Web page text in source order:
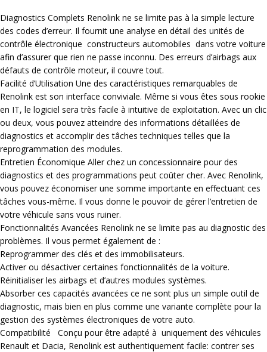
Diagnostics Complets Renolink ne se limite pas à la simple lecture
des codes d’erreur. Il fournit une analyse en détail des unités de
contrôle électronique constructeurs automobiles dans votre voiture
afin d’assurer que rien ne passe inconnu. Des erreurs d’airbags aux
défauts de contrôle moteur, il couvre tout.
Facilité d’Utilisation Une des caractéristiques remarquables de
Renolink est son interface conviviale. Même si vous êtes sous rookie
en IT, le logiciel sera très facile à intuitive de exploitation. Avec un clic
ou deux, vous pouvez atteindre des informations détaillées de
diagnostics et accomplir des tâches techniques telles que la
reprogrammation des modules.
Entretien Économique Aller chez un concessionnaire pour des
diagnostics et des programmations peut coûter cher. Avec Renolink,
vous pouvez économiser une somme importante en effectuant ces
tâches vous-même. Il vous donne le pouvoir de gérer l’entretien de
votre véhicule sans vous ruiner.
Fonctionnalités Avancées Renolink ne se limite pas au diagnostic des
problèmes. Il vous permet également de :
Reprogrammer des clés et des immobilisateurs.
Activer ou désactiver certaines fonctionnalités de la voiture.
Réinitialiser les airbags et d’autres modules systèmes.
Absorber ces capacités avancées ce ne sont plus un simple outil de
diagnostic, mais bien en plus comme une variante complète pour la
gestion des systèmes électroniques de votre auto.
Compatibilité Conçu pour être adapté à uniquement des véhicules
Renault et Dacia, Renolink est authentiquement facile: contrer ses